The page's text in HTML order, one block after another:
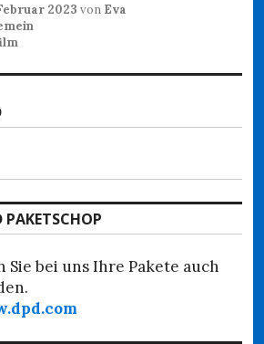
2023 von Eva
PAKETSCHOP
Sie bei uns Ihre Pakete auch